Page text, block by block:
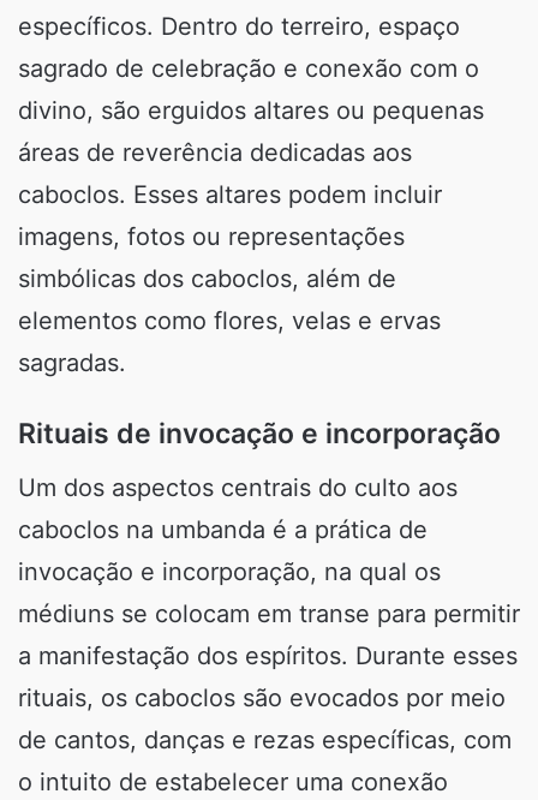
específicos. Dentro do terreiro, espaço
sagrado de celebração e conexão com o
divino, são erguidos altares ou pequenas
áreas de reverência dedicadas aos
caboclos. Esses altares podem incluir
imagens, fotos ou representações
simbólicas dos caboclos, além de
elementos como flores, velas e ervas
sagradas.
Rituais de invocação e incorporação
Um dos aspectos centrais do culto aos
caboclos na umbanda é a prática de
invocação e incorporação, na qual os
médiuns se colocam em transe para permitir
a manifestação dos espíritos. Durante esses
rituais, os caboclos são evocados por meio
de cantos, danças e rezas específicas, com
o intuito de estabelecer uma conexão